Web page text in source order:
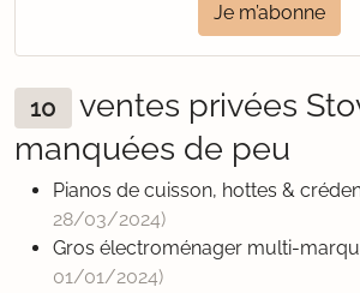
Je m’abonne
10
ventes privées
manquées de peu
Pianos de cuisson, hottes &
28/03/2024)
Gros électroménager multi-
01/01/2024)